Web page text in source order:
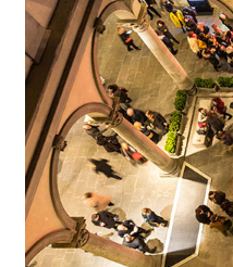
Fare un regalo a Natale
che dimostra più
negozio. Conosci
fargliun regalo speciale:
Durante il periodo
di Palazzo Strozzi,un
nostre esposizioni,
fra i quali:
ingresso
un invito alle
partecipazione
newsletter